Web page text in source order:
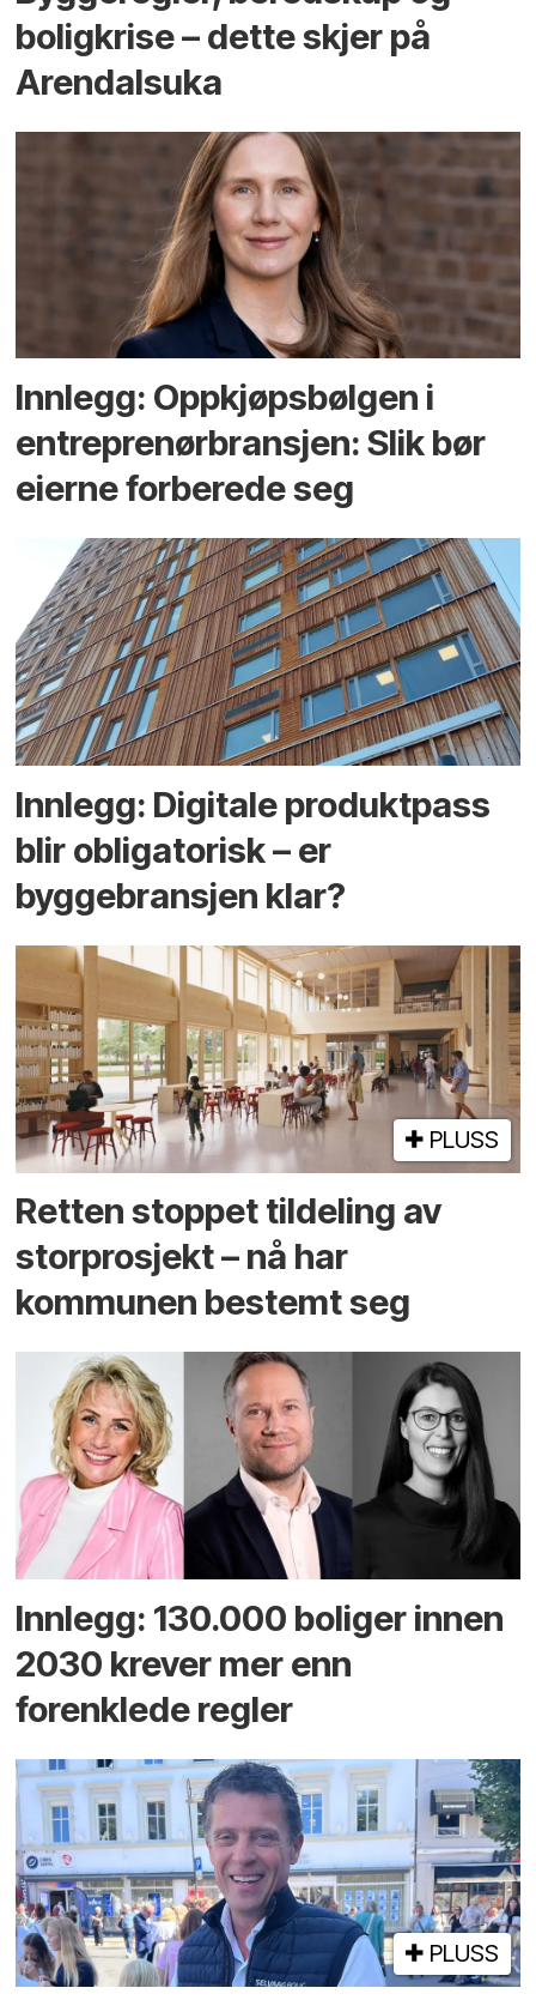
bolig­krise – dette skjer på
Arendals­uka
Innlegg: Oppkjøps­bølgen i
entreprenør­bransjen: Slik bør
eierne forberede seg
Innlegg: Digitale produktpass
blir obligatorisk – er
byggebransjen klar?
PLUSS
Retten stoppet tildeling av
storprosjekt – nå har
kommunen bestemt seg
Innlegg: 130.000 boliger innen
2030 krever mer enn
forenklede regler
PLUSS